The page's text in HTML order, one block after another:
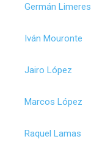
Germán Limeres
Iván Mouronte
Jairo López
Marcos López
Raquel Lamas